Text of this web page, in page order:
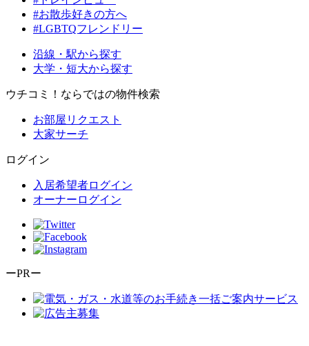
#お散歩好きの方へ
#LGBTQフレンドリー
沿線・駅から探す
大学・短大から探す
ウチコミ！ならではの物件検索
お部屋リクエスト
大家サーチ
ログイン
入居希望者ログイン
オーナーログイン
ーPRー